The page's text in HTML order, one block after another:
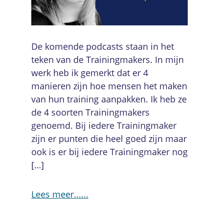
De komende podcasts staan in het
teken van de Trainingmakers. In mijn
werk heb ik gemerkt dat er 4
manieren zijn hoe mensen het maken
van hun training aanpakken. Ik heb ze
de 4 soorten Trainingmakers
genoemd. Bij iedere Trainingmaker
zijn er punten die heel goed zijn maar
ook is er bij iedere Trainingmaker nog
[…]
Lees meer...